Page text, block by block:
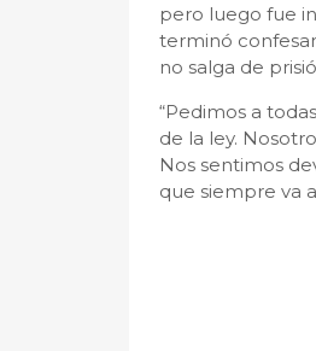
pero luego fue
terminó
no salga de
“Pedimos a
de la ley.
Nos sentimos
que siempre va